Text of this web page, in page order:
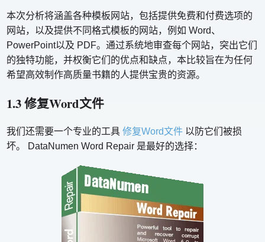
本次分析将涵盖各种模板网站，包括提供免费和付费选项的
网站，以及提供不同格式模板的网站，例如 Word、
PowerPoint以及 PDF。通过系统地审查每个网站，突出它们
的独特功能，并权衡它们的优点和缺点，本比较旨在为任何
希望高效制作高质量书籍的人提供宝贵的资源。
1.3 修复Word文件
我们还需要一个专业的工具修复Word文件 以防它们被损
坏。 DataNumen Word Repair 是最好的选择：